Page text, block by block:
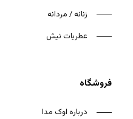
زنانه / مردانه
عطریات نیش
فروشگاه
درباره اوک مدا